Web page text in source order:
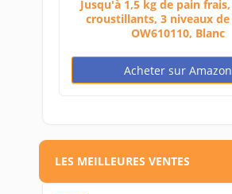
Jusqu'à 1,5 kg de pain
croustillants, 3 niveaux de
OW610110, Blanc
Acheter sur Amazon
LES MEILLEURES VENTES